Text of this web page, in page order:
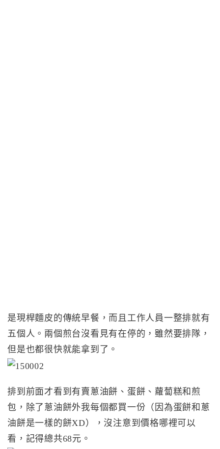
是現桿麵皮的傳統早餐，而且工作人員一整排就有
五個人。兩個煎台沒看見有在停的，雖然要排隊，
但是也都很快就能拿到了。
排到前面才看到有賣蔥油餅、蛋餅、蘿蔔糕和煎
包，除了蔥油餅外我每個都買一份（因為蛋餅和蔥
油餅是一樣的餅XD），沒注意到價格哪裡可以
看，記得總共68元。